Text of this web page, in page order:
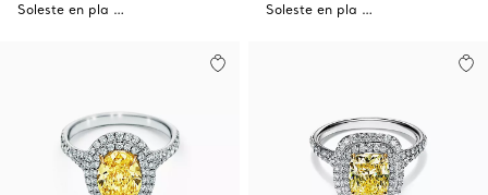
Soleste en pla …
Soleste en pla …